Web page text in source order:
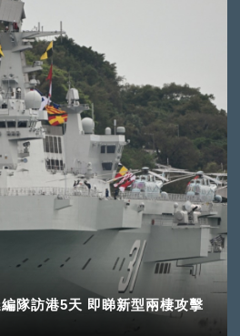
隊訪港5天 即睇新型兩棲攻擊